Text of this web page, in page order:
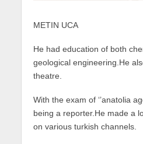
METIN UCA
He had education of both
geological engineering.He
theatre.
With the exam of ‘’anatolia
being a reporter.He made a
on various turkish channels.